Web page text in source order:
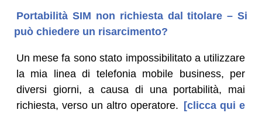
Portabilità SIM non richiesta dal titolare – Si
può chiedere un risarcimento?
Un mese fa sono stato impossibilitato a utilizzare
la mia linea di telefonia mobile business, per
diversi giorni, a causa di una portabilità, mai
richiesta, verso un altro operatore. [clicca qui e